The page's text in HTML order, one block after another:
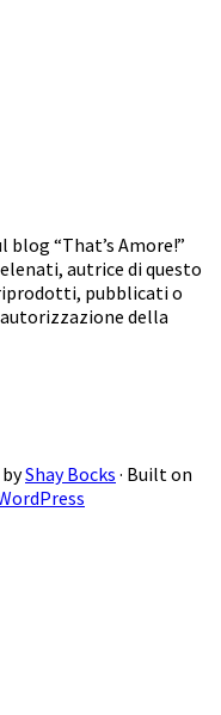
“That’s Amore!”
autrice di questo
pubblicati o
della
byShay Bocks · Built on